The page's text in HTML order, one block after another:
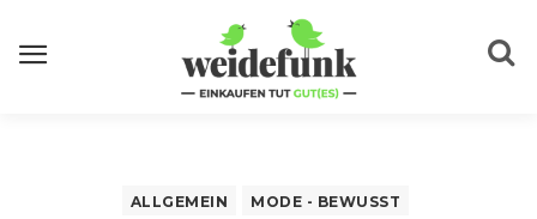
ALLGEMEIN MODE - BEWUSST